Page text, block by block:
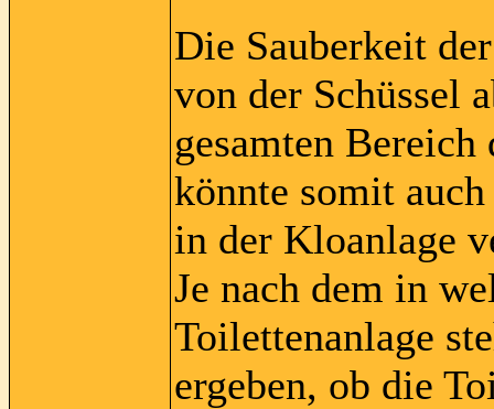
Die Sauberkeit
von der Schüssel
gesamten
könnte somit
in der Kloanlage
Je nach dem in
Toilettenanlage
ergeben, ob die